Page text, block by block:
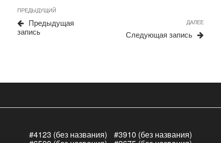
записям
Предыдущая
запись
ПРЕДЫДУЩИЙ
Предыдущая
запись
ДАЛЕЕ
Следующая запись
#4123 (без названия) #3910 (без названия)